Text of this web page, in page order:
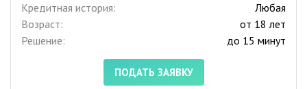
Кредитная история:
Любая
Возраст:
от 18 лет
Решение:
до 15 минут
ПОДАТЬ ЗАЯВКУ